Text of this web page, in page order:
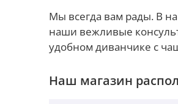
Мы всегда вам рады. В
наши вежливые
удобном диванчике с
Наш магазин